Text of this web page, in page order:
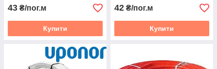
43 ₴/пог.м
Купити
42 ₴/пог.м
Купити